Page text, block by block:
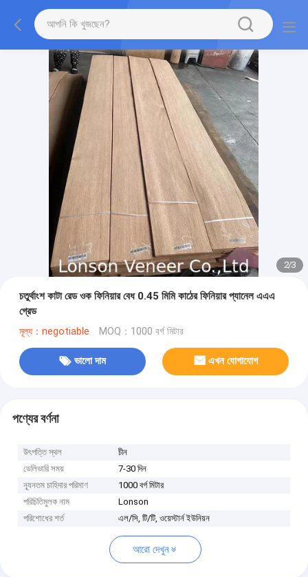
2/3
চতুর্থাংশ কাটা রেড ওক ফিনিয়ার বেধ 0.45 মিমি কাঠের ফিনিয়ার প্যানেল এএএ
গ্রেড
মূল্য：negotiable MOQ：1000 বর্গ মিটার
ভালো দাম এখন যোগাযোগ
পণ্যের বর্ণনা
উৎপত্তি স্থল
চীন
ডেলিভারি সময়
7-30 দিন
ন্যূনতম চাহিদার পরিমাণ
1000 বর্গ মিটার
পরিচিতিমুলক নাম
Lonson
পরিশোধের শর্ত
এল/সি, টি/টি, ওয়েস্টার্ন ইউনিয়ন
আরো দেখুন